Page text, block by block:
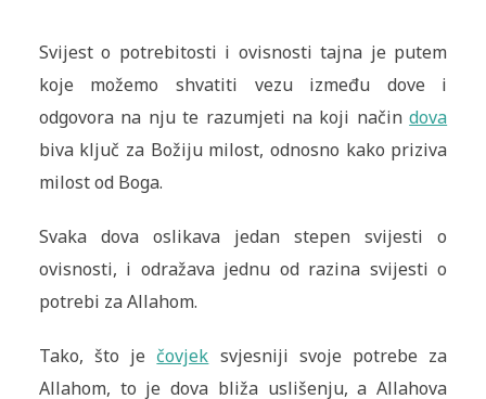
Svijest o potrebitosti i ovisnosti tajna je putem
koje možemo shvatiti vezu između dove i
odgovora na nju te razumjeti na koji načindova
biva ključ za Božiju milost, odnosno kako priziva
milost od Boga.
Svaka dova oslikava jedan stepen svijesti o
ovisnosti, i odražava jednu od razina svijesti o
potrebi za Allahom.
Tako, što je čovjek svjesniji svoje potrebe za
Allahom, to je dova bliža uslišenju, a Allahova